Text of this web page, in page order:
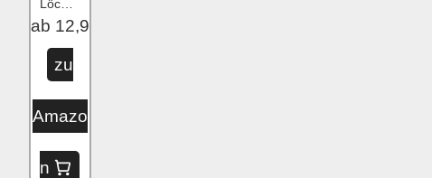
ab 12,99 €
zu
Amazo
n